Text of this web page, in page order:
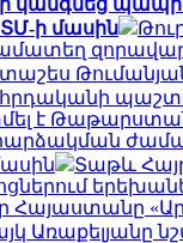
ի մասին
է
հարձակման
Տաթև
Հայաստանը
Առաքելյանը